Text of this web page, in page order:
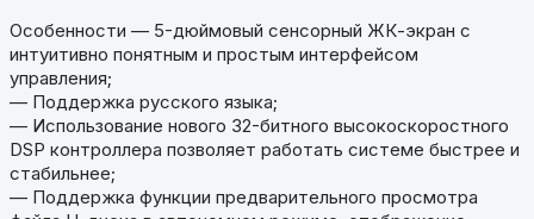
Особенности — 5-дюймовый сенсорный ЖК-экран c
интуитивно понятным и простым интерфейсом
управления;
— Поддержка русского языка;
— Использование нового 32-битного высокоскоростного
DSP контроллера позволяет работать системе быстрее и
стабильнее;
— Поддержка функции предварительного просмотра